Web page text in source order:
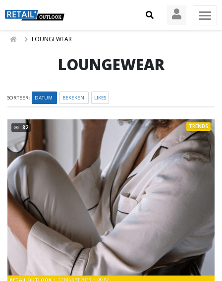
LOUNGEWEAR
LOUNGEWEAR
SORTEER: DATUM BEKEKEN LIKES
82
RETAIL OUTLOOK 17 MAART 2023 82
TRENDS